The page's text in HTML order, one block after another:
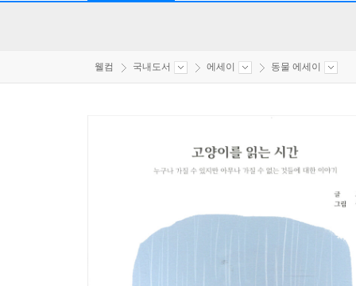
웰컴 국내도서 에세이 동물 에세이